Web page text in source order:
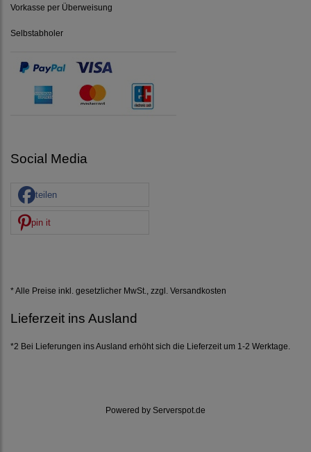
Vorkasse per Überweisung
Selbstabholer
Social Media
teilen
pin it
* Alle Preise inkl. gesetzlicher MwSt., zzgl. Versandkosten
Lieferzeit ins Ausland
*2 Bei Lieferungen ins Ausland erhöht sich die Lieferzeit um 1-2 Werktage.
Powered by Serverspot.de